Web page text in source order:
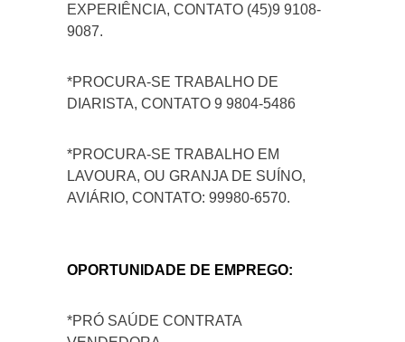
EXPERIÊNCIA, CONTATO (45)9 9108-
9087.
*PROCURA-SE TRABALHO DE
DIARISTA, CONTATO 9 9804-5486
*PROCURA-SE TRABALHO EM
LAVOURA, OU GRANJA DE SUÍNO,
AVIÁRIO, CONTATO: 99980-6570.
OPORTUNIDADE DE EMPREGO:
*PRÓ SAÚDE CONTRATA